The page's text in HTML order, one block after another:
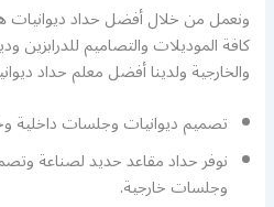
ونعمل من خلال أفضل حداد ديوانيات
كافة الموديلات والتصاميم للدرابزين
والخارجية ولدينا أفضل معلم حداد
تصميم ديوانيات وجلسات داخلية
نوفر حداد مقاعد حديد لصناعة
وجلسات خارجية.